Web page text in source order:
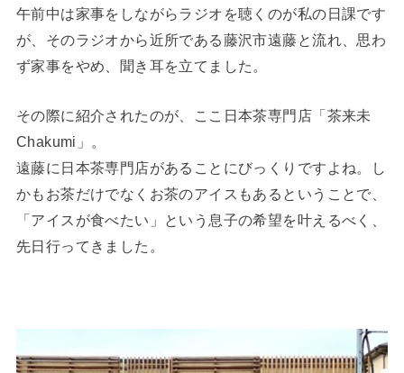
午前中は家事をしながらラジオを聴くのが私の日課です
が、そのラジオから近所である藤沢市遠藤と流れ、思わ
ず家事をやめ、聞き耳を立てました。
その際に紹介されたのが、ここ日本茶専門店「茶来未
Chakumi」。
遠藤に日本茶専門店があることにびっくりですよね。し
かもお茶だけでなくお茶のアイスもあるということで、
「アイスが食べたい」という息子の希望を叶えるべく、
先日行ってきました。